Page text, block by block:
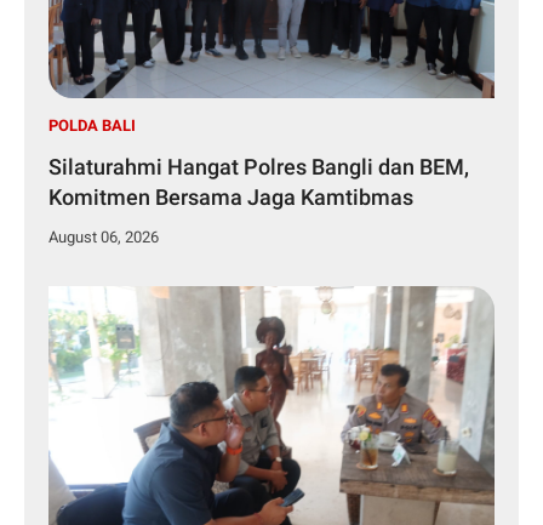
POLDA BALI
Silaturahmi Hangat Polres Bangli dan BEM,
Komitmen Bersama Jaga Kamtibmas
August 06, 2026